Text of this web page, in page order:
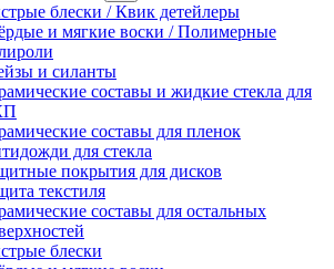
блески / Квик детейлеры
и мягкие воски / Полимерные
и силанты
составы и жидкие стекла для
составы для пленок
для стекла
покрытия для дисков
текстиля
составы для остальных
блески